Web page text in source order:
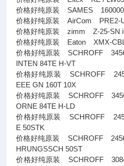
价格好纯原装 SAMES
价格好纯原装 AirCom
价格好纯原装 zimm Z-
价格好纯原装 Eaton
价格好纯原装 SCHROFF
INTEN 84TE H-VT
价格好纯原装 SCHROFF
EEE GN 160T 10X
价格好纯原装 SCHROFF
ORNE 84TE H-LD
价格好纯原装 SCHROFF
E 50STK
价格好纯原装 SCHROFF
HRUNGSSCH 50ST
价格好纯原装 SCHROFF